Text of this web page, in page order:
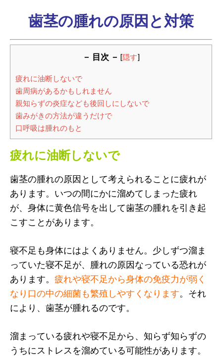
歯茎の腫れの原因と対策
－ 目次 － [隠す]
疲れに油断しないで
歯周病があるかもしれません
親知らずの炎症なども後回しにしないで
歯みがきの方法が違うだけで
口呼吸は腫れのもと
疲れに油断しないで
歯茎の腫れの原因として考えられることに疲れが
あります。いつの間にかに溜めてしまった疲れ
が、身体に黄色信号を出して歯茎の腫れを引き起
こすことがあります。
寝不足も身体にはよくありません。少しずつ溜ま
っていた寝不足が、腫れの原因なっている恐れが
あります。 疲れや寝不足から身体の免疫力が弱く
なり口の中の細菌も繁殖しやすくなります。それ
により、歯茎が腫れるのです。
溜まっている疲れや寝不足から、知らず知らずの
うちにストレスを溜めている可能性があります。